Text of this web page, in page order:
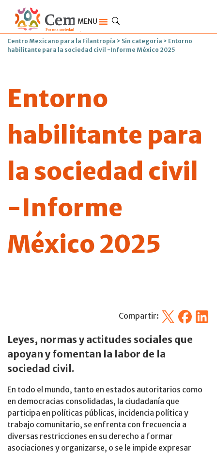
MENU
Centro Mexicano para la Filantropía > Sin categoría > Entorno
habilitante para la sociedad civil -Informe México 2025
Entorno
habilitante para
la sociedad civil
-Informe
México 2025
Compartir: X Facebook
Leyes, normas y actitudes sociales que
apoyan y fomentan la labor de la
sociedad civil.
En todo el mundo, tanto en estados autoritarios como
en democracias consolidadas, la ciudadanía que
participa en políticas públicas, incidencia política y
trabajo comunitario, se enfrenta con frecuencia a
diversas restricciones en su derecho a formar
asociaciones y organizarse, o se le impide expresar